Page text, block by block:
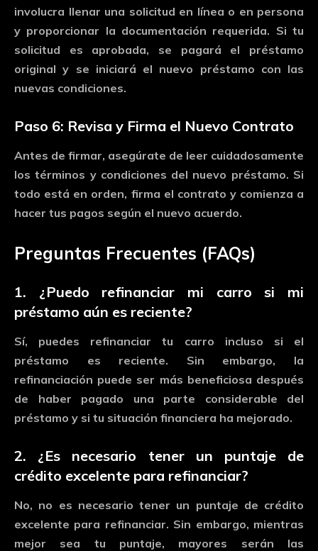
involucra llenar una solicitud en línea o en persona
y proporcionar la documentación requerida. Situ
solicitud es aprobada, se pagará el préstamo
originaly se iniciará el nuevo préstamo con las
nuevas condiciones.
Paso 6: Revisa y Firma el Nuevo Contrato
Antes de firmar, asegúrate de leer cuidadosamente
lostérminos y condiciones del nuevo préstamo. Si
todo está en orden, firma el contrato y comienza a
hacer tus pagos según el nuevo acuerdo.
Preguntas Frecuentes (FAQs)
1. ¿ Puedo refinanciar mi carrosi mi
préstamo aún es reciente?
Sí, puedes refinanciartu carro incluso si el
préstamo es reciente. Sin embargo, la
refinanciación puede ser más beneficiosa después
de haber pagado una parte considerable del
préstamo y si tu situación financiera ha mejorado.
2. ¿ Es necesario tener un puntaje de
crédito excelente para refinanciar?
No, no es necesario tener un puntaje de crédito
excelente para refinanciar. Sin embargo, mientras
mejor sea tu puntaje, mayores serán las